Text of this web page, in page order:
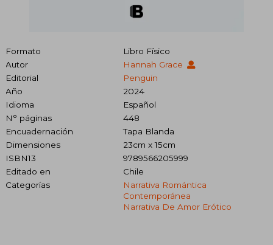
Formato
Libro Físico
Autor
Hannah Grace
Editorial
Penguin
Año
2024
Idioma
Español
N° páginas
448
Encuadernación
Tapa Blanda
Dimensiones
23cm x 15cm
ISBN13
9789566205999
Editado en
Chile
Categorías
Narrativa Romántica
Contemporánea
Narrativa De Amor Erótico